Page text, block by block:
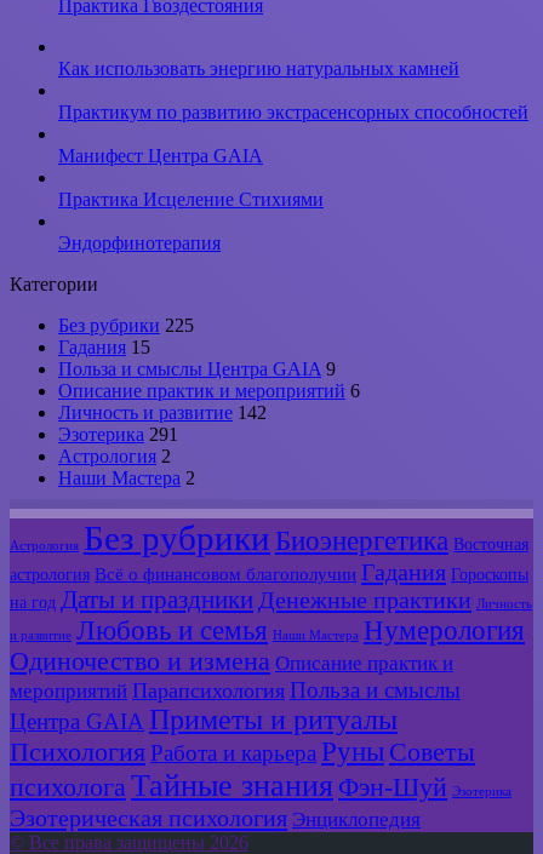
Практика Гвоздестояния
Как использовать энергию натуральных камней
Практикум по развитию экстрасенсорных способностей
Манифест Центра GAIA
Практика Исцеление Стихиями
Эндорфинотерапия
Категории
Без рубрики 225
Гадания 15
Польза и смыслы Центра GAIA 9
Описание практик и мероприятий 6
Личность и развитие 142
Эзотерика 291
Астрология 2
Наши Мастера 2
Астрология Без рубрики Биоэнергетика Восточная
астрология Всё о финансовом благополучии Гадания Гороскопы
на год Даты и праздники Денежные практики Личность
и развитие Любовь и семья Наши Мастера Нумерология
Одиночество и измена Описание практик и
мероприятий Парапсихология Польза и смыслы
Центра GAIA Приметы и ритуалы
ПсихологияРабота и карьера Руны Советы
психологаТайные знания Фэн-Шуй Эзотерика
Эзотерическая психология Энциклопедия
© Все права защищены 2026